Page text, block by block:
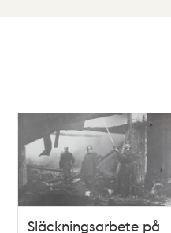
Släckningsarbete på